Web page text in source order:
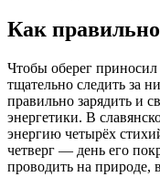
Как правильно
Чтобы оберег приносил
тщательно следить за
правильно зарядить и
энергетики. В
энергию четырёх
четверг — день его
проводить на природе,